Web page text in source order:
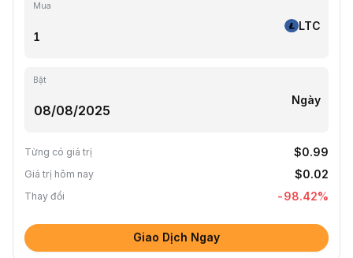
Mua
LTC
Bật
Ngày
Từng có giá trị $0.99
Giá trị hôm nay $0.02
Thay đổi -98.42%
Giao Dịch Ngay